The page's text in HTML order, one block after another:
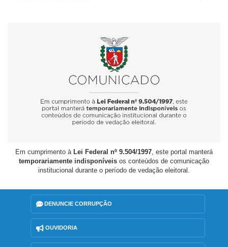
Em cumprimento à Lei Federal nº 9.504/1997, este portal manterá
temporariamente indisponíveis os conteúdos de comunicação
institucional durante o período de vedação eleitoral.
DENUNCIE CORRUPÇÃO
OUVIDORIA